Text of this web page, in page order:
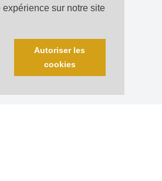
sur notre site
Autoriser les
cookies
(Oberlin)